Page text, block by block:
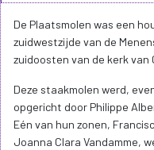
De Plaatsmolen was een
zuidwestzijde van de
zuidoosten van de kerk van
Deze staakmolen werd,
opgericht door Philippe
Eén van hun zonen,
Joanna Clara Vandamme,